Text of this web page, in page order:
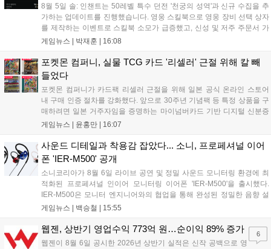
8월 5일 솔: 인챈트는 50레벨 특수 던전 '천궁의 성역'과 신규 수집을 추
가하는 업데이트를 진행했습니다. 영웅 스킬북으로 영웅 장비 선택 상자
를 제작하는 이벤트로 스킬북 소모가 급증했고, 신성 및 저주 주문서 가
격은 소폭 상승했습니다. 나인 코어 시세는 보합세를 유지 중이며, 신의
수요는 늘었으나 일반 재료는 현상을 유지하고 있으며, 영웅 등급 장비
와 무기는 서버별로 등락을 보이고 있습니다....
게임뉴스 | 박재훈 16:08
포켓몬 컴퍼니, 실물 TCG 카드 '리셀러' 근절 위해 칼 빼
들었다
포켓몬 컴퍼니가 카드팩 리셀러 근절을 위해 일본 공식 온라인 스토어
내 구매 인증 절차를 강화했다. 앞으로 30주년 기념팩 등 특정 상품을 구
매하려면 일본 거주자임을 증명하는 마이넘버카드 기반 디지털 신분증
이 필수다. 해당 상품들은 온라인 추첨제로만 판매되며, 이번 조치는 과
러한 정책이 시장 물량 안정화에 어떤 영향을 미칠지 업계의 이목이 쏠
리고 있다....
게임뉴스 | 윤홍만 16:07
사운드 디테일과 착용감 잡았다... 소니, 프로페셔널 이어
폰 'IER-M500' 공개
소니코리아가 8월 6일 라이브 공연 및 정밀 사운드 모니터링 환경에 최
적화된 프로페셔널 인이어 모니터링 이어폰 'IER-M500'을 출시했다.
IER-M500은 모니터 엔지니어와의 협업을 통해 완성된 정밀한 음향 설
계와 뛰어난 수동 차음 성능을 갖춰, 외부 소음이 많은 환경에서도 디테
피팅 서포터를 적용해 장시간 착용 시에도 안정적이고 편안한 환경을 제
공한다....
게임뉴스 | 백승철 15:55
웹젠, 상반기 영업수익 773억 원…순이익 89% 증가
웹젠이 8월 6일 공시한 2026년 상반기 실적은 신작 공백으로 영
6